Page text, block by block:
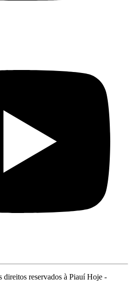
reservados à Piauí Hoje -